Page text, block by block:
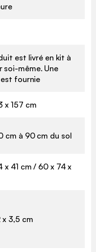
est livré en kit à
soi-même. Une
fournie
x 157 cm
cm à 90 cm du sol
x 41 cm / 60 x 74 x
x 3,5 cm